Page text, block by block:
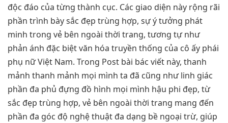
độc đáo của từng thành cục. Các giao diện này rộng rãi
phần trình bày sắc đẹp trùng hợp, sự ý tưởng phát
minh trong vẻ bên ngoài thời trang, tương tự như
phản ánh đặc biệt văn hóa truyền thống của cô ấy phái
phụ nữ Việt Nam. Trong Post bài bác viết này, thanh
mảnh thanh mảnh mọi mình ta đã cũng như linh giác
phần đa phủ đựng đồ hình mọi mình hậu phi đẹp, từ
sắc đẹp trùng hợp, vẻ bên ngoài thời trang mang đến
phần đa góc độ nghệ thuật đa dạng bề ngoại trừ, giúp